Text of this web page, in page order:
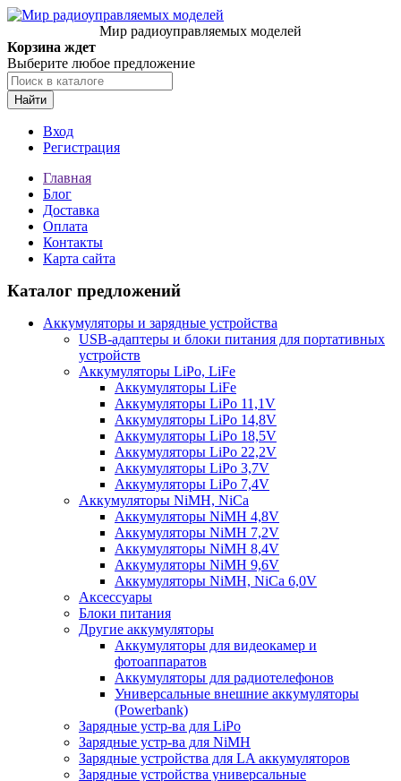
Мир радиоуправляемых моделей
Корзина ждет
Выберите любое предложение
Найти
Вход
Регистрация
Главная
Блог
Доставка
Оплата
Контакты
Карта сайта
Каталог предложений
Аккумуляторы и зарядные устройства
USB-адаптеры и блоки питания для портативных
устройств
Аккумуляторы LiPo, LiFe
Аккумуляторы LiFe
Аккумуляторы LiPo 11,1V
Аккумуляторы LiPo 14,8V
Аккумуляторы LiPo 18,5V
Аккумуляторы LiPo 22,2V
Аккумуляторы LiPo 3,7V
Аккумуляторы LiPo 7,4V
Аккумуляторы NiMH, NiCa
Аккумуляторы NiMH 4,8V
Аккумуляторы NiMH 7,2V
Аккумуляторы NiMH 8,4V
Аккумуляторы NiMH 9,6V
Аккумуляторы NiMH, NiCa 6,0V
Аксессуары
Блоки питания
Другие аккумуляторы
Аккумуляторы для видеокамер и
фотоаппаратов
Аккумуляторы для радиотелефонов
Универсальные внешние аккумуляторы
(Powerbank)
Зарядные устр-ва для LiPo
Зарядные устр-ва для NiMH
Зарядные устройства для LA аккумуляторов
Зарядные устройства универсальные